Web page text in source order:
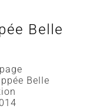
Belle
Belle